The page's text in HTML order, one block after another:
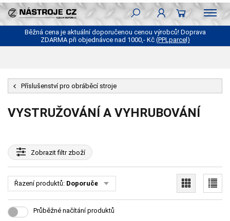
Běžná cena je aktuální doporučenou cenou výrobců! Doprava
ZDARMA při objednávce nad 1000,- Kč (PPLparcel)
Příslušenství pro obráběcí stroje
VYSTRUŽOVÁNÍ A VYHRUBOVÁNÍ
Zobrazitfiltr zboží
Řazení produktů: Doporučené
Průběžné načítání produktů